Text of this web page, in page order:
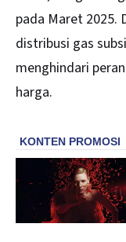
pada Maret 2025.
distribusi gas
menghindari
harga.